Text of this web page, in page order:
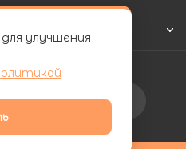
улучшения